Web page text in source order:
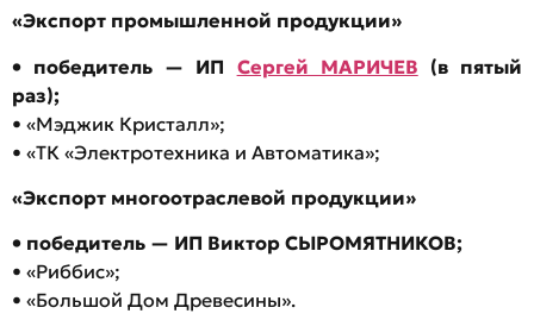
«Экспорт промышленной продукции»
• победитель — ИП Сергей МАРИЧЕВ (в пятый
раз);
• «Мэджик Кристалл»;
• «ТК «Электротехника и Автоматика»;
«Экспорт многоотраслевой продукции»
• победитель — ИП Виктор СЫРОМЯТНИКОВ;
• «Риббис»;
• «Большой Дом Древесины».